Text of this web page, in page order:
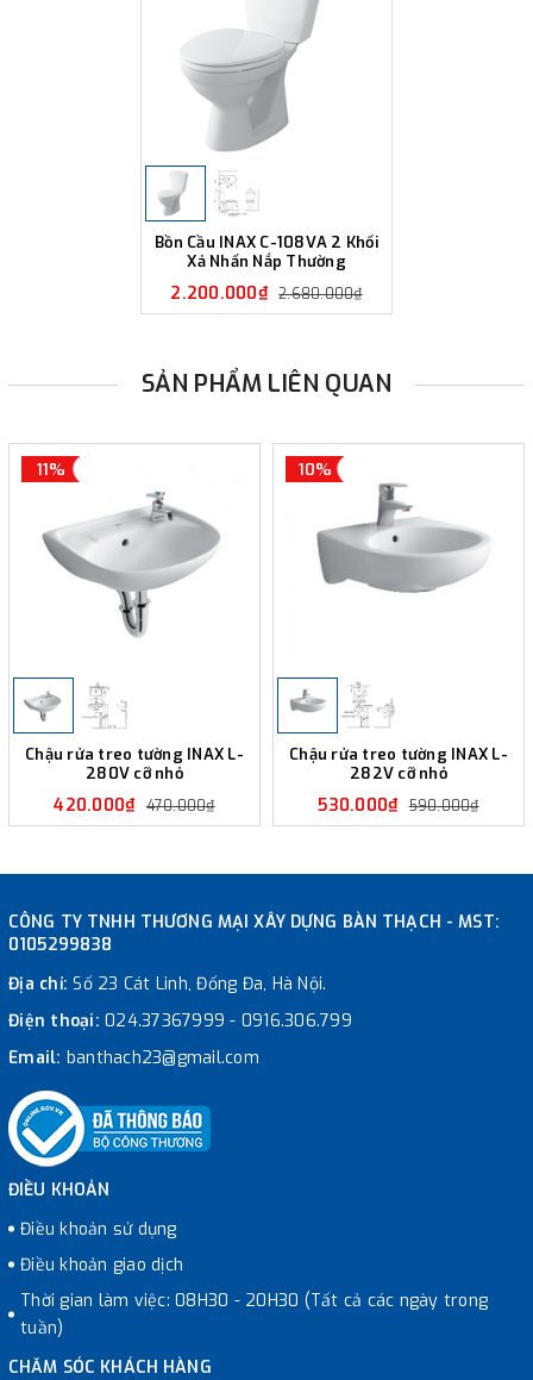
Bồn Cầu INAX C-108VA 2 Khối
Xả Nhấn Nắp Thường
2.200.000₫ 2.680.000₫
SẢN PHẨM LIÊN QUAN
11%
Chậu rửa treo tường INAX L-
280V cỡ nhỏ
420.000₫ 470.000₫
10%
Chậu rửa treo tường INAX L-
282V cỡ nhỏ
530.000₫ 590.000₫
CÔNG TY TNHH THƯƠNG MẠI XÂY DỰNG BÀN THẠCH - MST:
0105299838
Địa chỉ:Số 23 Cát Linh, Đống Đa, Hà Nội.
Điện thoại: 024.37367999 - 0916.306.799
Email: banthach23@gmail.com
ĐIỀU KHOẢN
Điều khoản sử dụng
Điều khoản giao dịch
Thời gian làm việc: 08H30 - 20H30 (Tất cả các ngày trong
tuần)
CHĂM SÓC KHÁCH HÀNG